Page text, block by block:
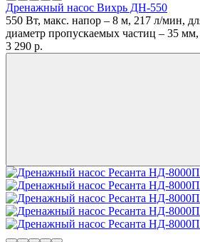
Дренажный насос Вихрь ДН-550
550 Вт, макс. напор – 8 м, 217 л/мин,
диаметр пропускаемых частиц – 35 мм,
3 290 p.